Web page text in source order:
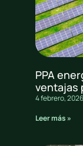
PPA
ventajas
4 febrero, 2026
Leer más »